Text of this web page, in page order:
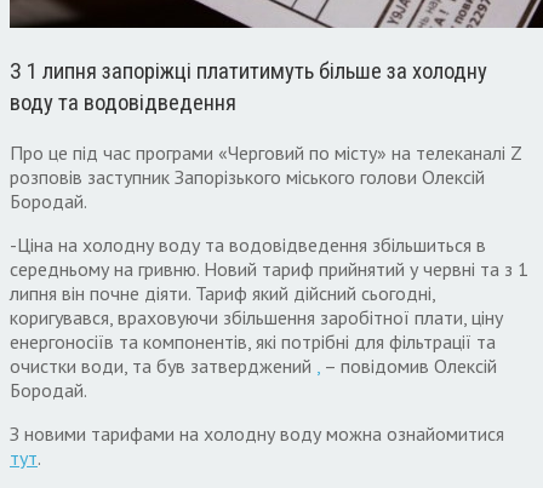
З 1 липня запоріжці платитимуть більше за холодну
воду та водовідведення
Про це під час програми «Черговий по місту» на телеканалі Z
розповів заступник Запорізького міського голови Олексій
Бородай.
-Ціна на холодну воду та водовідведення збільшиться в
середньому на гривню. Новий тариф прийнятий у червні та з 1
липня він почне діяти. Тариф який дійсний сьогодні,
коригувався, враховуючи збільшення заробітної плати, ціну
енергоносіїв та компонентів, які потрібні для фільтрації та
очистки води, та був затверджений , – повідомив Олексій
Бородай.
З новими тарифами на холодну воду можна ознайомитися
тут.